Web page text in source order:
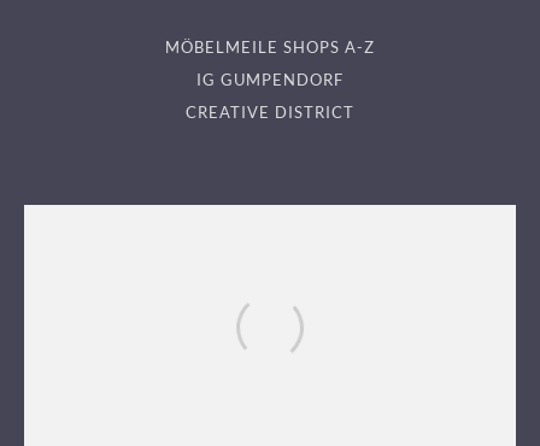
MÖBELMEILE SHOPS A-Z
IG GUMPENDORF
CREATIVE DISTRICT